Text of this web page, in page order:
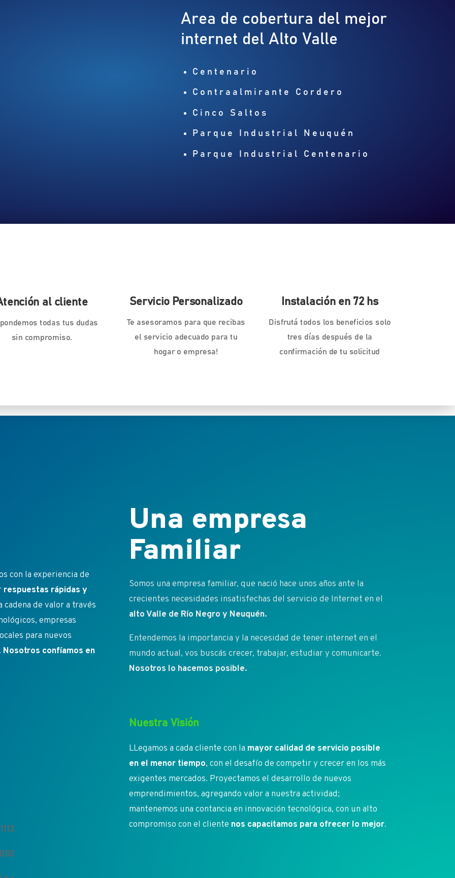
Area de cobertura del mejor
internet del Alto Valle
Centenario
Contraalmirante Cordero
Cinco Saltos
Parque Industrial Neuquén
Parque Industrial Centenario
al cliente
todas tus dudas
sin compromiso.
Servicio Personalizado
Te asesoramos para que recibas
el servicio adecuado para tu
hogar o empresa!
Instalación en 72 hs
Disfrutá todos los beneficios solo
tres días después de la
confirmación de tu solicitud
con la experiencia de
respuestas rápidas y
de valor a través
empresas
para nuevos
Nosotros confíamos en
Una empresa
Familiar
Somos una empresa familiar, que nació hace unos años ante la
crecientes necesidades insatisfechas del servicio de Internet en el
alto Valle de Río Negro y Neuquén.
Entendemos la importancia y la necesidad de tener internet en el
mundo actual, vos buscás crecer, trabajar, estudiar y comunicarte.
Nosotros lo hacemos posible.
Nuestra Visión
LLegamos a cada cliente con la mayor calidad de servicio posible
en el menor tiempo, con el desafío de competir y crecer en los más
exigentes mercados. Proyectamos el desarrollo de nuevos
emprendimientos, agregando valor a nuestra actividad;
mantenemos una contancia en innovación tecnológica, con un alto
compromiso con el cliente nos capacitamos para ofrecer lo mejor.